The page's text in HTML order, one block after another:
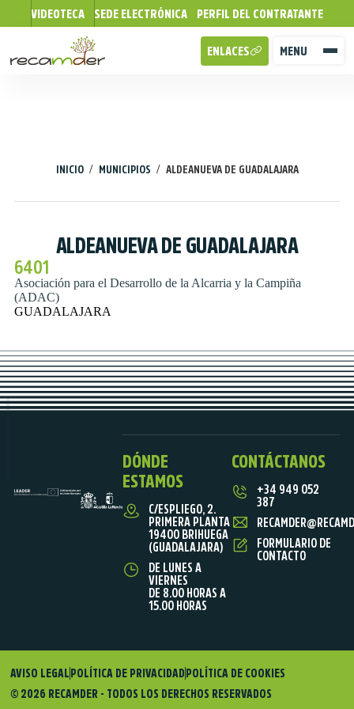
VIDEOTECA SEDE ELECTRÓNICA PERFIL DEL CONTRATANTE
MENU
ENLACES
INICIO / MUNICIPIOS / ALDEANUEVA DE GUADALAJARA
ALDEANUEVA DE GUADALAJARA
6401
Asociación para el Desarrollo de la Alcarria y la Campiña
(ADAC)
GUADALAJARA
DÓNDE
ESTAMOS
C/ESPLIEGO, 2.
PRIMERA PLANTA
19400 BRIHUEGA
(GUADALAJARA)
DE LUNES A
VIERNES
DE 8.00 HORAS A
15.00 HORAS
CONTÁCTANOS
+34 949 052
387
FORMULARIO DE
CONTACTO
© 2026 RECAMDER - TODOS LOS DERECHOS RESERVADOS
AVISO LEGAL POLÍTICA DE PRIVACIDAD POLÍTICA DE COOKIES